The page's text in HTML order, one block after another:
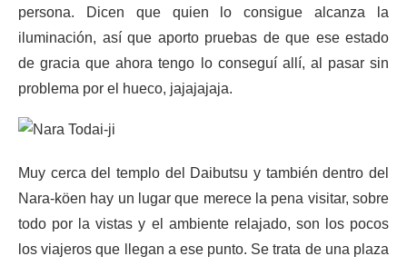
persona. Dicen que quien lo consigue alcanza la
iluminación, así que aporto pruebas de que ese estado
de gracia que ahora tengo lo conseguí allí, al pasar sin
problema por el hueco, jajajajaja.
Muy cerca del templo del Daibutsu y también dentro del
Nara-köen hay un lugar que merece la pena visitar, sobre
todo por la vistas y el ambiente relajado, son los pocos
los viajeros que llegan a ese punto. Se trata de una plaza